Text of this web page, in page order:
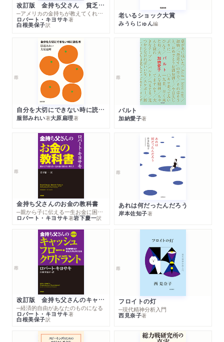
改訂版 金持ち父さん 貧乏父さん
─アメリカの金持ちが教えてくれるお金の哲学
ロバート・キヨサキ著
白根美保子訳
老いるショック大賞
みうらじゅん編
自分を大切にできない時に読む本
服部みれい著大原扁理著
パルト
加納愛子著
金持ち父さんのお金の教科書
─親から子に伝える一生お金に困らない考え方
ロバート・キヨサキ著岩下慶一訳
あれは何だったんだろう
岸本佐知子著
改訂版 金持ち父さんのキャッシュフロー・クワドラント
─経済的自由があなたのものになる
ロバート・キヨサキ著
白根美保子訳
フロイトの灯
─現代精神分析入門
西見奈子著